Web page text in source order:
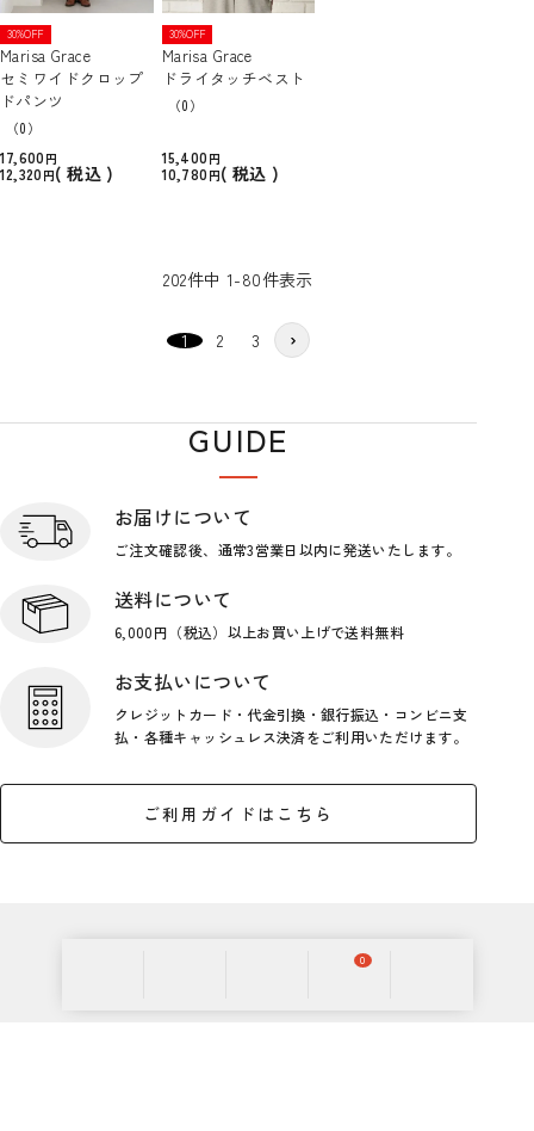
0
30%OFF
Marisa Grace
セミワイドクロップ
ドパンツ
（0）
17,600
12,320
税込
30%OFF
Marisa Grace
ドライタッチベスト
（0）
15,400
10,780
税込
202件中 1-80件表示
1 2 3
GUIDE
お届けについて
ご注文確認後、通常3営業日以内に発送いたします。
送料について
6,000円（税込）以上お買い上げで送料無料
お支払いについて
クレジットカード・代金引換・銀行振込・コンビニ支
払・各種キャッシュレス決済をご利用いただけます。
ご利用ガイドはこちら